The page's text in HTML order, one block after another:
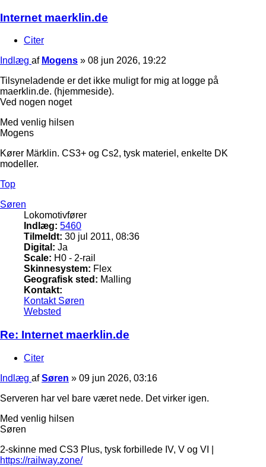
Internet maerklin.de
Citer
Indlæg af Mogens » 08 jun 2026, 19:22
Tilsyneladende er det ikke muligt for mig at logge på
maerklin.de. (hjemmeside).
Ved nogen noget
Med venlig hilsen
Mogens
Kører Märklin. CS3+ og Cs2, tysk materiel, enkelte DK
modeller.
Top
Søren
Lokomotivfører
Indlæg: 5460
Tilmeldt: 30 jul 2011, 08:36
Digital: Ja
Scale: H0 - 2-rail
Skinnesystem: Flex
Geografisk sted: Malling
Kontakt:
Kontakt Søren
Websted
Re: Internet maerklin.de
Citer
Indlæg afSøren » 09 jun 2026, 03:16
Serveren har vel bare været nede. Det virker igen.
Med venlig hilsen
Søren
2-skinne med CS3 Plus, tysk forbillede IV, V og VI |
https://railway.zone/